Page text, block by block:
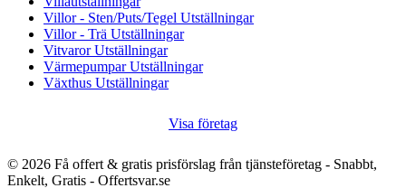
Villor - Sten/Puts/Tegel Utställningar
Villor - Trä Utställningar
Vitvaror Utställningar
Värmepumpar Utställningar
Växthus Utställningar
Visa företag
© 2026 Få offert & gratis prisförslag från tjänsteföretag - Snabbt,
Enkelt, Gratis - Offertsvar.se